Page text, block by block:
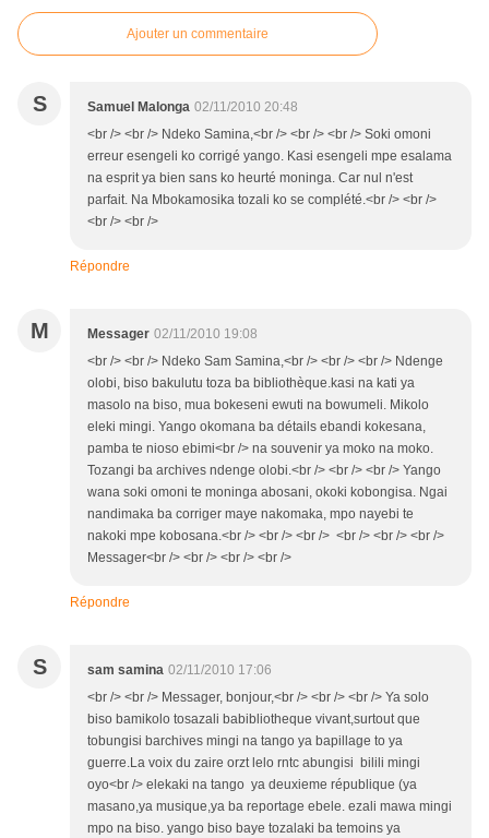
Ajouter un commentaire
S Samuel Malonga 02/11/2010 20:48
<br /> <br /> Ndeko Samina,<br /> <br /> <br /> Soki omoni
erreur esengeli ko corrigé yango. Kasi esengeli mpe esalama
na esprit ya bien sans ko heurté moninga. Car nul n'est
parfait. Na Mbokamosika tozali ko se complété.<br /> <br />
<br /> <br />
Répondre
M Messager 02/11/2010 19:08
<br /> <br /> Ndeko Sam Samina,<br /> <br /> <br /> Ndenge
olobi, biso bakulutu toza ba bibliothèque.kasi na kati ya
masolo na biso, mua bokeseni ewuti na bowumeli. Mikolo
eleki mingi. Yango okomana ba détails ebandi kokesana,
pamba te nioso ebimi<br /> na souvenir ya moko na moko.
Tozangi ba archives ndenge olobi.<br /> <br /> <br /> Yango
wana soki omoni te moninga abosani, okoki kobongisa. Ngai
nandimaka ba corriger maye nakomaka, mpo nayebi te
nakoki mpe kobosana.<br /> <br /> <br /> <br /> <br /> <br />
Messager<br /> <br /> <br /> <br />
Répondre
S sam samina 02/11/2010 17:06
<br /> <br /> Messager, bonjour,<br /> <br /> <br /> Ya solo
biso bamikolo tosazali babibliotheque vivant,surtout que
tobungisi barchives mingi na tango ya bapillage to ya
guerre.La voix du zaire orzt lelo rntc abungisi bilili mingi
oyo<br /> elekaki na tango ya deuxieme république (ya
masano,ya musique,ya ba reportage ebele. ezali mawa mingi
mpo na biso. yango biso baye tozalaki ba temoins ya